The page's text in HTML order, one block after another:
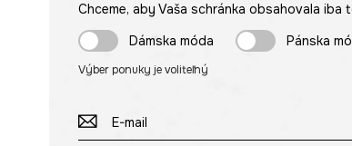
Chceme, aby Vaša schránka obsahovala
Dámska móda
Pánska
Výber ponuky je voliteľný